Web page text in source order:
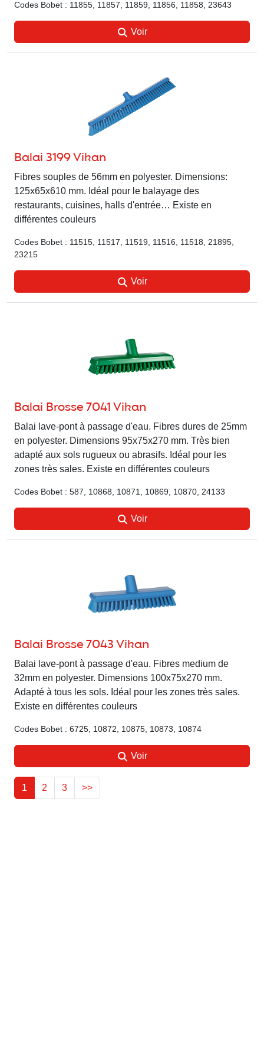
Codes Bobet : 11855, 11857, 11859, 11856, 11858, 23643
Voir
Balai 3199 Vikan
Fibres souples de 56mm en polyester. Dimensions:
125x65x610 mm. Idéal pour le balayage des
restaurants, cuisines, halls d'entrée… Existe en
différentes couleurs
Codes Bobet : 11515, 11517, 11519, 11516, 11518, 21895,
23215
Voir
Balai Brosse 7041 Vikan
Balai lave-pont à passage d'eau. Fibres dures de 25mm
en polyester. Dimensions 95x75x270 mm. Très bien
adapté aux sols rugueux ou abrasifs. Idéal pour les
zones très sales. Existe en différentes couleurs
Codes Bobet : 587, 10868, 10871, 10869, 10870, 24133
Voir
Balai Brosse 7043 Vikan
Balai lave-pont à passage d'eau. Fibres medium de
32mm en polyester. Dimensions 100x75x270 mm.
Adapté à tous les sols. Idéal pour les zones très sales.
Existe en différentes couleurs
Codes Bobet : 6725, 10872, 10875, 10873, 10874
Voir
1 2 3 >>